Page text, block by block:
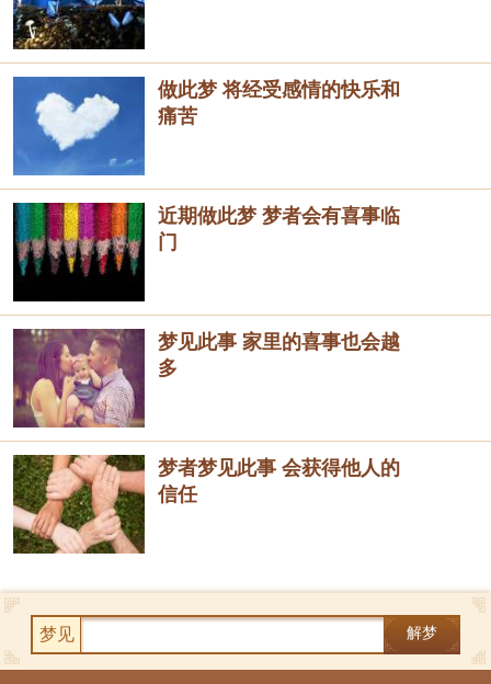
做此梦 将经受感情的快乐和
痛苦
近期做此梦 梦者会有喜事临
门
梦见此事 家里的喜事也会越
多
梦者梦见此事 会获得他人的
信任
梦见 解梦